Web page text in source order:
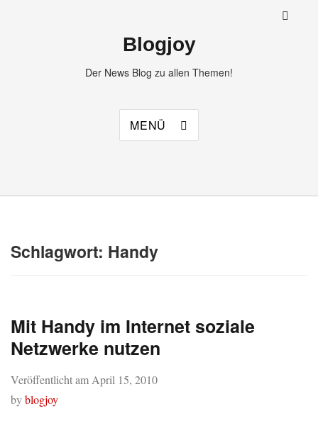
Blogjoy
Der News Blog zu allen Themen!
MENÜ
Schlagwort: Handy
Mit Handy im Internet soziale
Netzwerke nutzen
Veröffentlicht am April 15, 2010
byblogjoy